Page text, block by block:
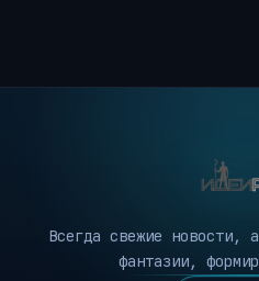
Всегда свежие новости,
фантазии,